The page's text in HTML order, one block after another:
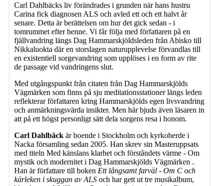
Carl Dahlbäcks liv förändrades i grunden när hans hustru
Carina fick diagnosen ALS och avled ett och ett halvt år
senare. Detta är berättelsen om hur det gick sedan - i
tomrummet efter henne. Vi får följa med författaren på en
fjällvandring längs Dag Hammarskjöldsleden från Abisko till
Nikkaluokta där en storslagen naturupplevelse förvandlas till
en existentiell sorgevandring som upplöses i en form av rite
de passage vid vandringens slut.
Med utgångspunkt från citaten från Dag Hammarskjölds
Vägmärken som finns på sju meditationsstationer längs leden
reflekterar författaren kring Hammarskjölds egen livsvandring
och anmärkningsvärda insikter. Men här bjuds även läsaren in
att på ett högst personligt sätt dela sorgens resa i honom.
Carl Dahlbäck är boende i Stockholm och kyrkoherde i
Nacka församling sedan 2005. Han skrev sin Masteruppsats
med titeln Med känslans klarhet och förståndets värme - Om
mystik och modernitet i Dag Hammarskjölds Vägmärken .
Han är författare till boken Ett långsamt farväl - Om C och
kärleken i skuggan av ALS och har gett ut tre musikalbum,